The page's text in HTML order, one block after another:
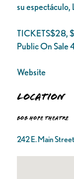
su espectáculo,
TICKETS$28,
Public On Sale
Website
Location
Bob Hope Theatre
242 E. Main